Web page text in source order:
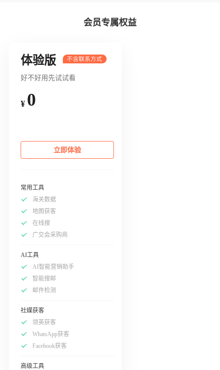
会员专属权益
体验版
好不好用先试试看
¥ 0
立即体验
常用工具
海关数据
地图获客
在线搜
广交会采购商
AI工具
AI智能营销助手
智能搜邮
邮件检测
社媒获客
领英获客
WhatsApp获客
Facebook获客
高级工具